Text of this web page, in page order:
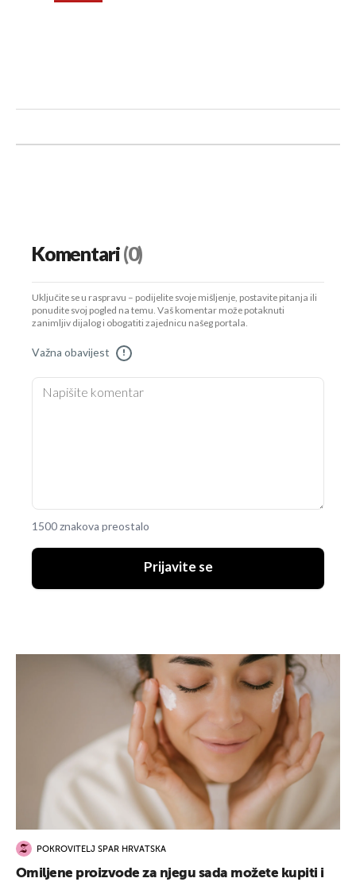
Komentari(0)
Uključite se u raspravu – podijelite svoje mišljenje, postavite pitanja ili
ponudite svoj pogled na temu. Vaš komentar može potaknuti
zanimljiv dijalog i obogatiti zajednicu našeg portala.
Važna obavijest !
1500 znakova preostalo
Prijavite se
POKROVITELJ SPAR HRVATSKA
Omiljene proizvode za njegu sada možete kupiti i